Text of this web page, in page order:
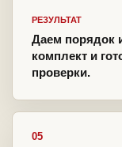
РЕЗУЛЬТАТ
Даем порядок
комплект и
проверки.
05